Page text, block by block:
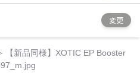
変更
【新品同様】XOTIC EP Booster